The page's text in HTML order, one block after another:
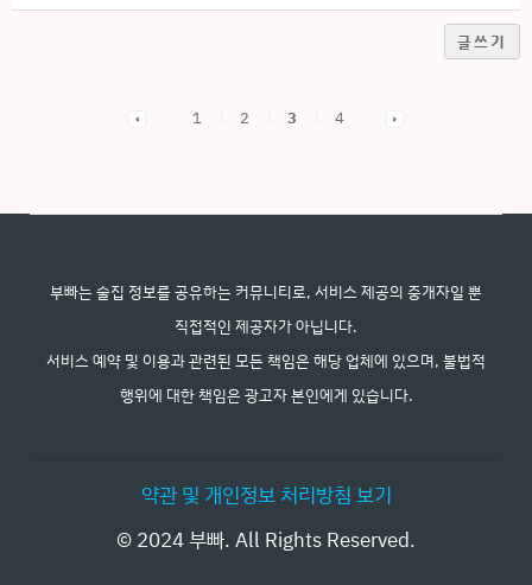
글쓰기
1 2 3 4
부빠는 술집 정보를 공유하는 커뮤니티로, 서비스 제공의 중개자일 뿐
직접적인 제공자가 아닙니다.
서비스 예약 및 이용과 관련된 모든 책임은 해당 업체에 있으며, 불법적
행위에 대한 책임은 광고자 본인에게 있습니다.
약관 및 개인정보 처리방침 보기
© 2024 부빠. All Rights Reserved.